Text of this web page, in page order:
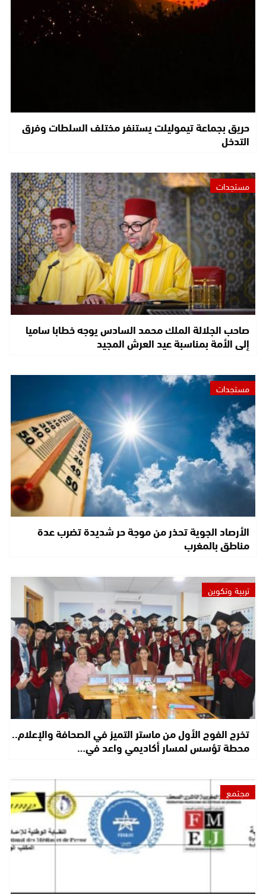
حريق بجماعة تيموليلت يستنفر مختلف السلطات وفرق
التدخل
مستجدات
صاحب الجلالة الملك محمد السادس يوجه خطابا ساميا
إلى الأمة بمناسبة عيد العرش المجيد
مستجدات
الأرصاد الجوية تحذر من موجة حر شديدة تضرب عدة
مناطق بالمغرب
تربية وتكوين
تخرج الفوج الأول من ماستر التميز في الصحافة والإعلام..
محطة تؤسس لمسار أكاديمي واعد في…
مجتمع